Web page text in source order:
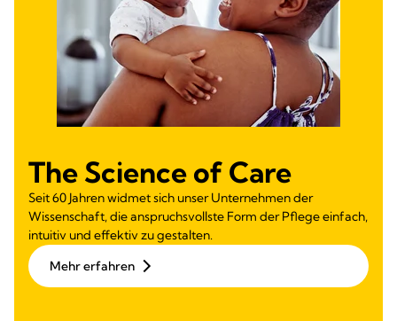
The Science of Care
Seit 60 Jahren widmet sich unser Unternehmen der
Wissenschaft, die anspruchsvollste Form der Pflege einfach,
intuitiv und effektiv zu gestalten.
Mehr erfahren